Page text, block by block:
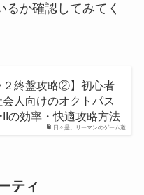
るか確認してみてく
日々是。リーマンのゲーム道
２終盤攻略②】初心者
会人向けのオクトパス
IIの効率・快適攻略方法
ティ